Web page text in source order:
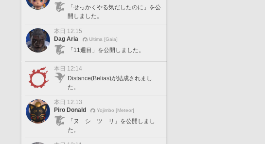
「せっかくやる気だしたのに」を公
開しました。
本日 12:15
Dag Aria
Ultima [Gaia]
「11週目」を公開しました。
本日 12:14
Distance(Belias)が結成されまし
た。
本日 12:13
Piro Donald
Yojimbo [Meteor]
「ヌ シ ツ リ」を公開しまし
た。